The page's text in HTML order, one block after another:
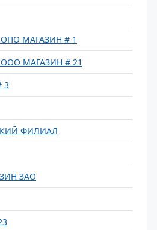
МАГАЗИН # 1
МАГАЗИН # 21
3
ФИЛИАЛ
ЗАО